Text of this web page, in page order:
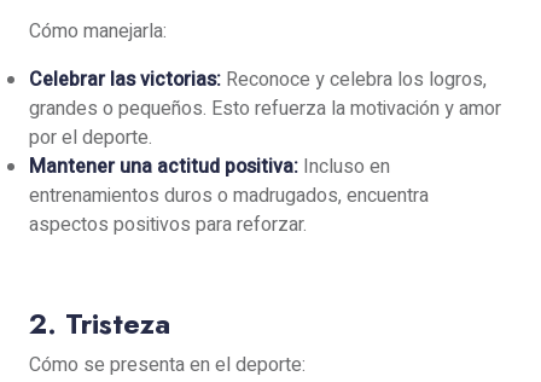
Cómo manejarla:
Celebrar las victorias: Reconoce y celebra los logros,
grandes o pequeños. Esto refuerza la motivación y amor
por el deporte.
Mantener una actitud positiva: Incluso en
entrenamientos duros o madrugados, encuentra
aspectos positivos para reforzar.
2. Tristeza
Cómo se presenta en el deporte: